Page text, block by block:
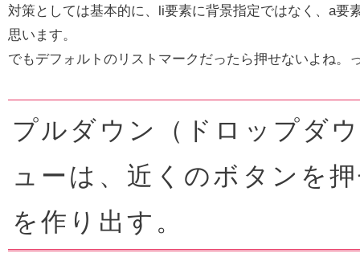
対策としては基本的に、li要素に背景指定ではなく、a要
思います。
でもデフォルトのリストマークだったら押せないよね。
プルダウン（ドロップダ
ューは、近くのボタンを
を作り出す。